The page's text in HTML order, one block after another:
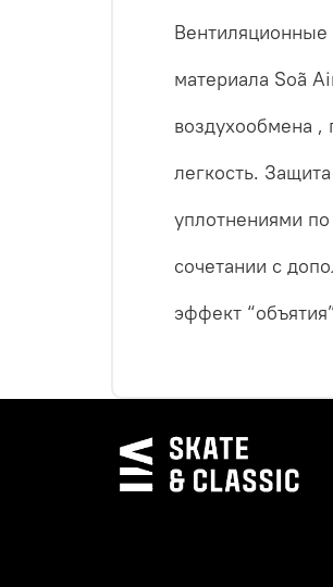
материала Soã
воздухообмена ,
легкость.
уплотнениями
сочетании с
эффект